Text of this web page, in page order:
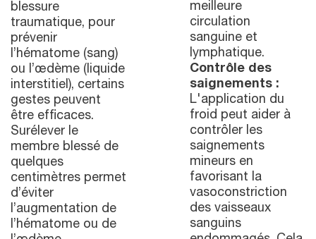
blessure
traumatique, pour
prévenir
l’hématome (sang)
ou l’œdème (liquide
interstitiel), certains
gestes peuvent
être efficaces.
Surélever le
membre blessé de
quelques
centimètres permet
d’éviter
l’augmentation de
l’hématome ou de
meilleure
circulation
sanguine et
lymphatique.
Contrôle des
saignements :
L'application du
froid peut aider à
contrôler les
saignements
mineurs en
favorisant la
vasoconstriction
des vaisseaux
sanguins